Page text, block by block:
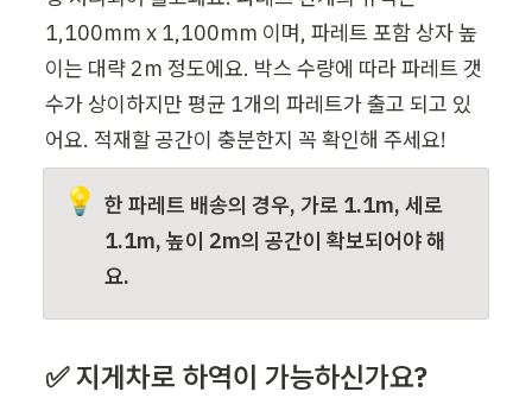
1,100mm x 1,100mm 이며, 파레트 포함 상자 높
이는 대략 2m 정도에요. 박스 수량에 따라 파레트 갯
수가 상이하지만 평균 1개의 파레트가 출고 되고 있
어요. 적재할 공간이 충분한지 꼭 확인해 주세요!
💡 한 파레트 배송의 경우, 가로 1.1m, 세로
1.1m, 높이 2m의 공간이 확보되어야 해
요.
✅ 지게차로 하역이 가능하신가요?